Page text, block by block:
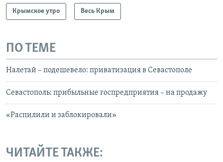
Крымское утро Весь Крым
ПО ТЕМЕ
Налетай – подешевело: приватизация в Севастополе
Севастополь: прибыльные госпредприятия – на продажу
«Распилили и заблокировали»
ЧИТАЙТЕ ТАКЖЕ: